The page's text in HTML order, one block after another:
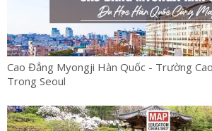
Cao Đẳng Myongji Hàn Quốc - Trường
Trong Seoul